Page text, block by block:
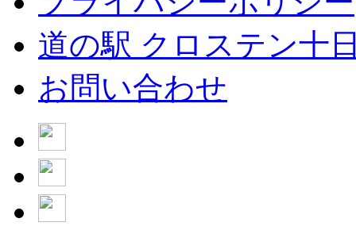
道の駅 クロステン十
お問い合わせ